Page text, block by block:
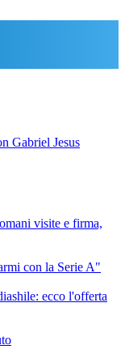
Gabriel Jesus
visite e firma,
con la Serie A"
ecco l'offerta